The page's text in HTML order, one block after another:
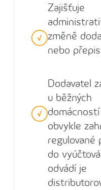
Zajišťuje
změně
nebo
Dodavatel
u běžných
domácností
obvykle
regulované
do
odvádí je